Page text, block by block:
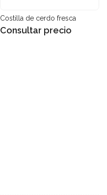
Costilla de cerdo fresca
Consultar precio